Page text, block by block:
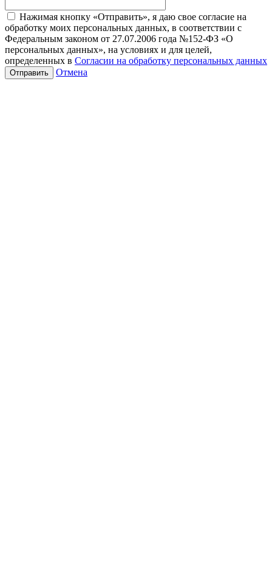
Нажимая кнопку «Отправить», я даю свое согласие на
обработку моих персональных данных, в соответствии с
Федеральным законом от 27.07.2006 года №152-ФЗ «О
персональных данных», на условиях и для целей,
определенных в Согласии на обработку персональных данных
Отмена